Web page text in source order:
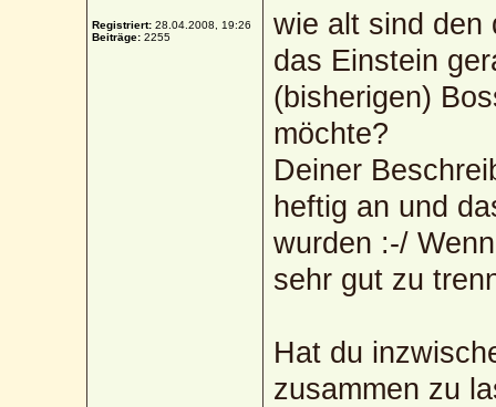
Registriert: 28.04.2008, 19:26
Beiträge: 2255
wie alt sind den
das Einstein
(bisherigen)
möchte?
Deiner
heftig an und
wurden :-/
sehr gut zu
Hat du
zusammen zu